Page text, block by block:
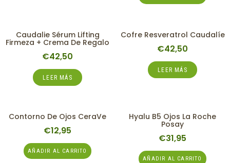
Caudalie Sérum Lifting
Firmeza + Crema De Regalo
€42,50
LEER MÁS
Cofre Resveratrol Caudalíe
€42,50
LEER MÁS
Contorno De Ojos CeraVe
€12,95
AÑADIR AL CARRITO
Hyalu B5 Ojos La Roche
Posay
€31,95
AÑADIR AL CARRITO